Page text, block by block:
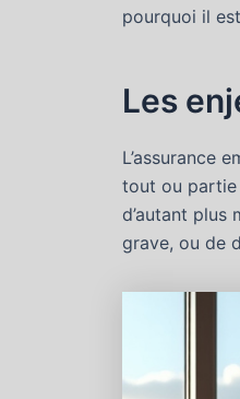
pourquoi il
Les
L’assurance
tout ou partie
d’autant plus
grave, ou de